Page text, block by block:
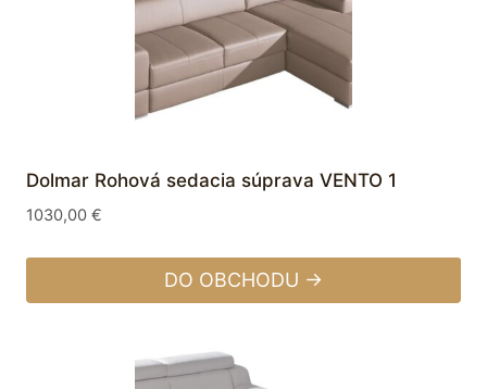
Dolmar Rohová sedacia súprava VENTO 1
1030,00 €
DO OBCHODU →